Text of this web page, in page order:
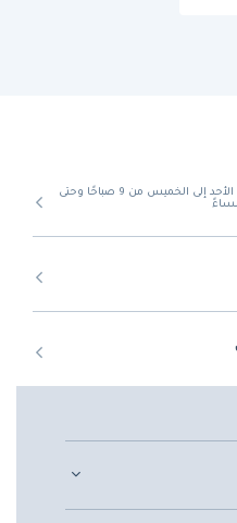
من الأحد إلى الخميس من 9 صباحًا وحتى